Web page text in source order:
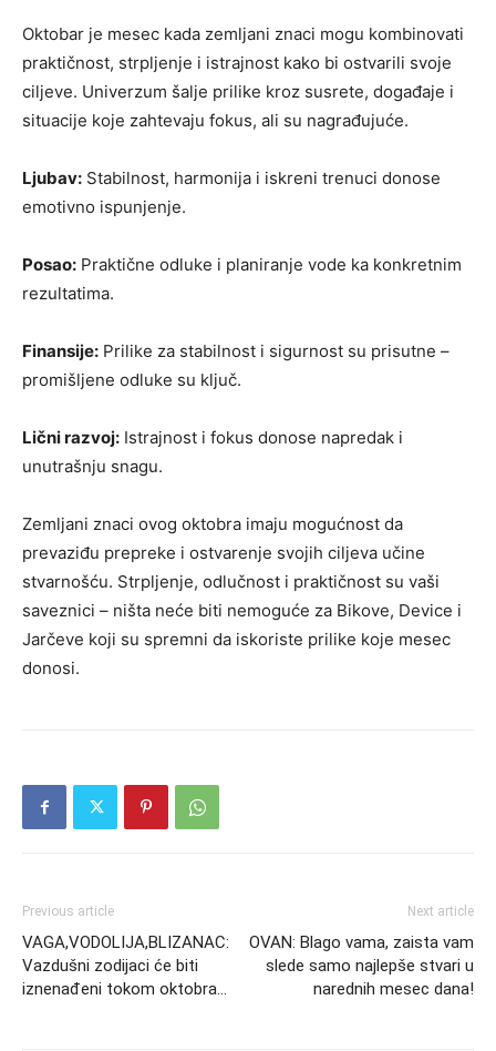
Oktobar je mesec kada zemljani znaci mogu kombinovati
praktičnost, strpljenje i istrajnost kako bi ostvarili svoje
ciljeve. Univerzum šalje prilike kroz susrete, događaje i
situacije koje zahtevaju fokus, ali su nagrađujuće.
Ljubav: Stabilnost, harmonija i iskreni trenuci donose
emotivno ispunjenje.
Posao: Praktične odluke i planiranje vode ka konkretnim
rezultatima.
Finansije: Prilike za stabilnost i sigurnost su prisutne –
promišljene odluke su ključ.
Lični razvoj: Istrajnost i fokus donose napredak i
unutrašnju snagu.
Zemljani znaci ovog oktobra imaju mogućnost da
prevaziđu prepreke i ostvarenje svojih ciljeva učine
stvarnošću. Strpljenje, odlučnost i praktičnost su vaši
saveznici – ništa neće biti nemoguće za Bikove, Device i
Jarčeve koji su spremni da iskoriste prilike koje mesec
donosi.
Previous article
VAGA,VODOLIJA,BLIZANAC:
Vazdušni zodijaci će biti
iznenađeni tokom oktobra…
Next article
OVAN: Blago vama, zaista vam
slede samo najlepše stvari u
narednih mesec dana!